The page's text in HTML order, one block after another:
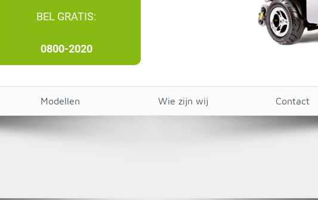
BEL GRATIS:
0800-2020
Modellen Wie zijn wij Contact